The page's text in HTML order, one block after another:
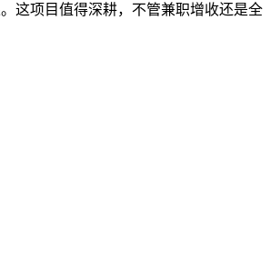
这项目值得深耕，不管兼职增收还是全